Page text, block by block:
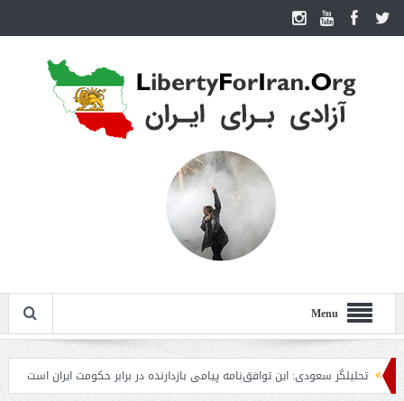
Menu
تحلیلگر سعودی: این توافق‌نامه پیامی بازدارنده در برابر حکومت ایران است مقام